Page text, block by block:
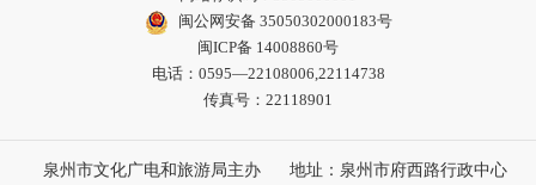
闽公网安备 35050302000183号
闽ICP备 14008860号
电话：0595—22108006,22114738
传真号：22118901
泉州市文化广电和旅游局主办 地址：泉州市府西路行政中心